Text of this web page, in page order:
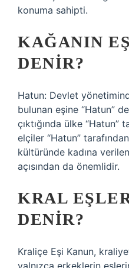
konuma sahipti.
KAĞANIN
DENIR?
Hatun: Devlet
bulunan eşine “Hatun”
çıktığında ülke “Hatun”
elçiler “Hatun”
kültüründe kadına
açısından da önemlidir.
KRAL
DENIR?
Kraliçe Eşi Kanun,
yalnızca erkeklerin